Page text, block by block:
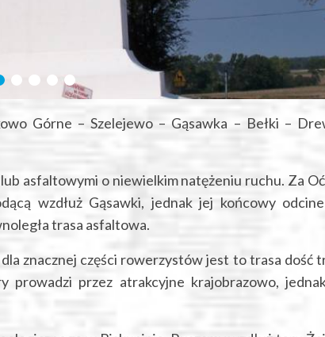
Górne – Szelejewo – Gąsawka – Bełki –
asfaltowymi o niewielkim natężeniu ruchu. Za
wzdłuż Gąsawki, jednak jej końcowy
trasa asfaltowa.
znacznej części rowerzystów jest to trasa dość
prowadzi przez atrakcyjne krajobrazowo,